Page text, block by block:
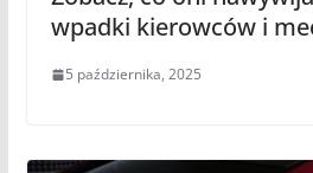
wpadki kierowców i
5 października, 2025